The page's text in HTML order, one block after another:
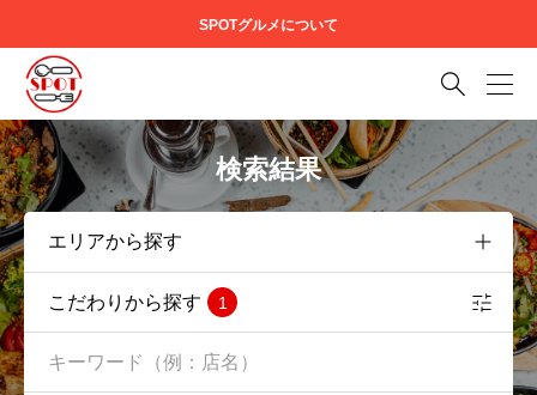
SPOTグルメについて

検索結果
こだわりから探す 1